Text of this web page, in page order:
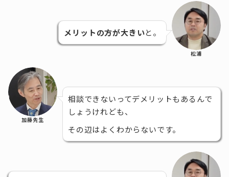
メリットの方が大きいと。
松浦
加藤先生
相談できないってデメリットもあるんで
しょうけれども、
その辺はよくわからないです。